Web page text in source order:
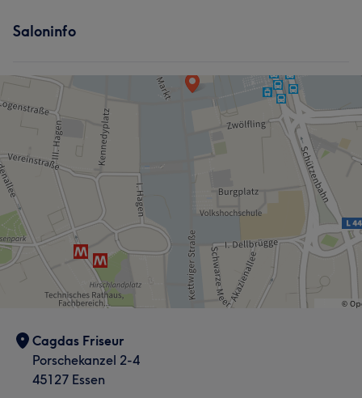
Saloninfo
Cagdas Friseur
Porschekanzel 2-4
45127 Essen